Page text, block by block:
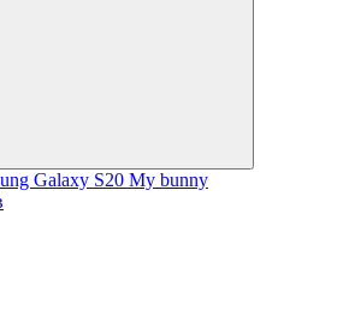
Galaxy S20 My bunny